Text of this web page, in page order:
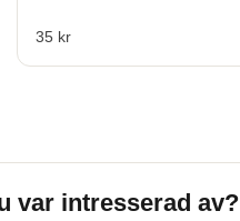
35 kr
var intresserad av?